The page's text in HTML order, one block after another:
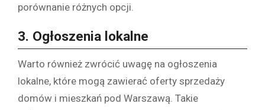
porównanie różnych opcji.
3. Ogłoszenia lokalne
Warto również zwrócić uwagę na ogłoszenia
lokalne, które mogą zawierać oferty sprzedaży
domów i mieszkań pod Warszawą. Takie